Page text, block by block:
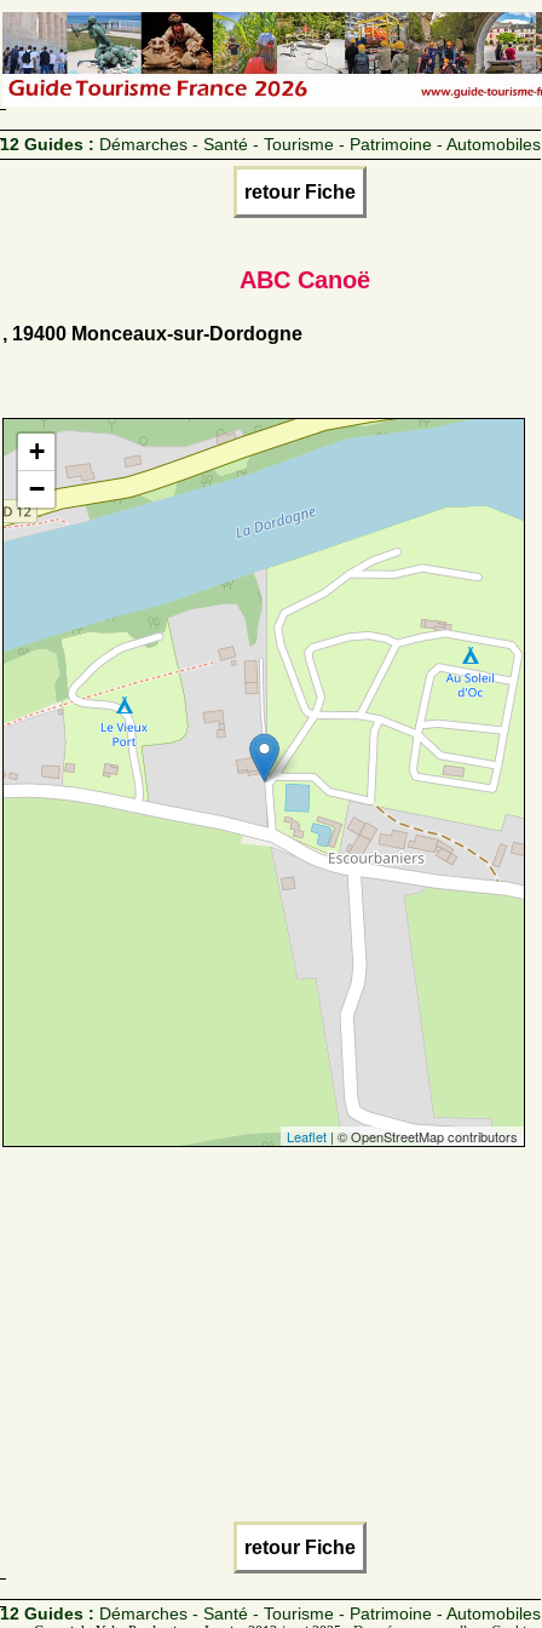
12 Guides : Démarches - Santé - Tourisme - Patrimoine - Automobiles
retour Fiche
ABC Canoë
, 19400 Monceaux-sur-Dordogne
+
−
Leaflet | © OpenStreetMap contributors
retour Fiche
12 Guides : Démarches - Santé - Tourisme - Patrimoine - Automobiles